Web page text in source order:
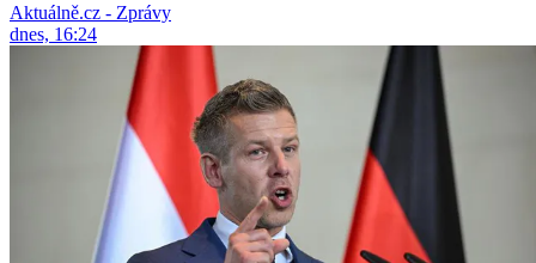
Aktuálně.cz - Zprávy
dnes, 16:24